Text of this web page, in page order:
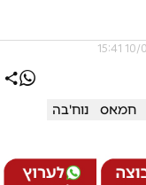
חמאס
נוח'בה